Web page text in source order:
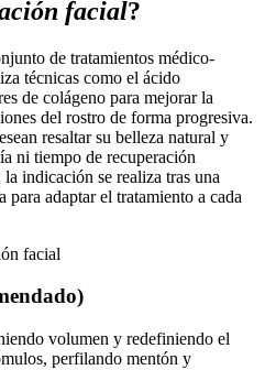
facial?
de tratamientos médico-
técnicas como el ácido
de colágeno para mejorar la
del rostro de forma progresiva.
resaltar su belleza natural y
ni tiempo de recuperación
indicación se realiza tras una
adaptar el tratamiento a cada
facial
volumen y redefiniendo el
perfilando mentón y